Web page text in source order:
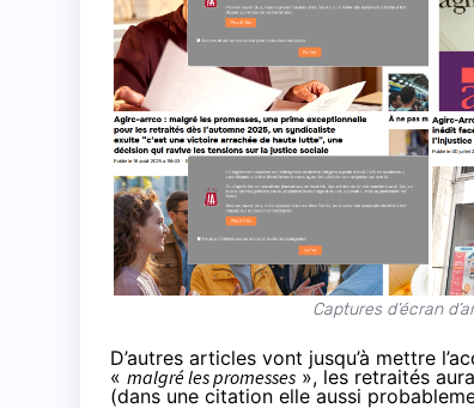
Captures d’écran
D’autres articles vont jusqu’à mettre
« malgré les promesses », les retraités
(dans une citation elle aussi